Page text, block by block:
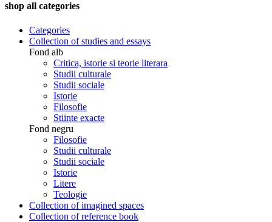
shop all categories
Categories
Collection of studies and essays
Fond alb
Critica, istorie si teorie literara
Studii culturale
Studii sociale
Istorie
Filosofie
Stiinte exacte
Fond negru
Filosofie
Studii culturale
Studii sociale
Istorie
Litere
Teologie
Collection of imagined spaces
Collection of reference book